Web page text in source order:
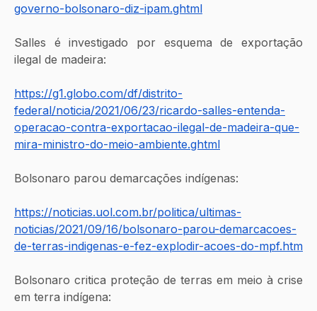
governo-bolsonaro-diz-ipam.ghtml
Salles é investigado por esquema de exportação
ilegal de madeira:
https://g1.globo.com/df/distrito-
federal/noticia/2021/06/23/ricardo-salles-entenda-
operacao-contra-exportacao-ilegal-de-madeira-que-
mira-ministro-do-meio-ambiente.ghtml
Bolsonaro parou demarcações indígenas:
https://noticias.uol.com.br/politica/ultimas-
noticias/2021/09/16/bolsonaro-parou-demarcacoes-
de-terras-indigenas-e-fez-explodir-acoes-do-mpf.htm
Bolsonaro critica proteção de terras em meio à crise
em terra indígena: